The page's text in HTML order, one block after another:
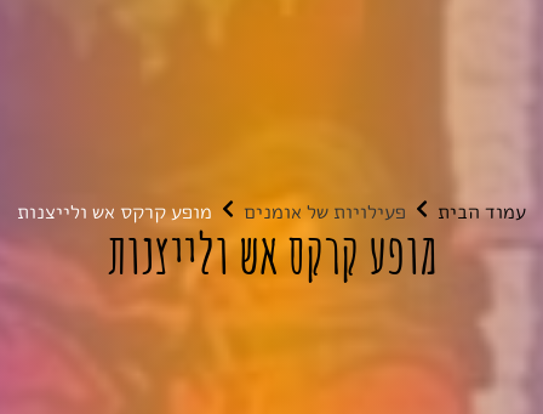
עמוד הבית פעילויות של אומנים מופע קרקס אש ולייצנות
מופע קרקס אש ולייצנות